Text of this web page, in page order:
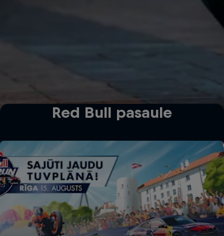
Red Bull pasaule